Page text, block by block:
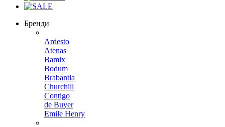
Бренди
Ardesto
Atenas
Bamix
Bodum
Brabantia
Churchill
Contigo
de Buyer
Emile Henry